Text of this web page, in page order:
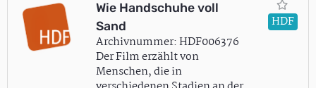
Wie Handschuhe voll
Sand
Archivnummer: HDF006376
Der Film erzählt von
Menschen, die in
HDF